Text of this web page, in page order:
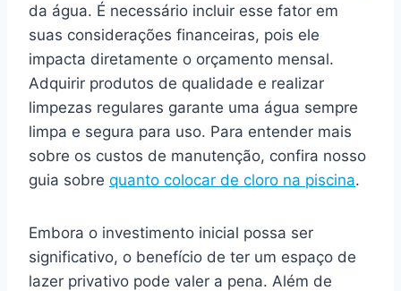
da água. É necessário incluir esse fator em
suas considerações financeiras, pois ele
impacta diretamente o orçamento mensal.
Adquirir produtos de qualidade e realizar
limpezas regulares garante uma água sempre
limpa e segura para uso. Para entender mais
sobre os custos de manutenção, confira nosso
guia sobre quanto colocar de cloro na piscina.
Embora o investimento inicial possa ser
significativo, o benefício de ter um espaço de
lazer privativo pode valer a pena. Além de